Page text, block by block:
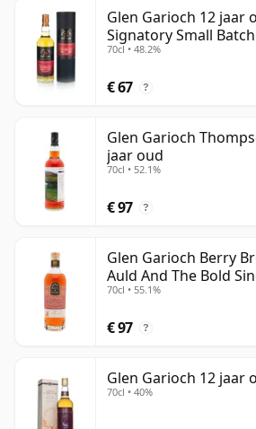
Glen Garioch 12 jaar
Signatory Small
70cl • 48.2%
€ 67 ?
Glen Garioch
jaar oud
70cl • 52.1%
€ 97 ?
Glen Garioch Berry
Auld And The Bold
jaar oud
70cl • 55.1%
€ 97 ?
Glen Garioch 12 jaar
70cl • 40%